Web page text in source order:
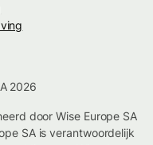
2026
door Wise Europe SA
SA is verantwoordelijk